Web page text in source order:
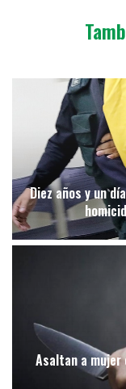
Diez años y un
Asaltan a mujer